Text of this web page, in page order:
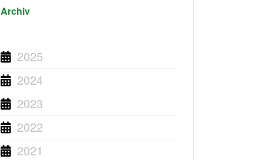
Archiv
2025
2024
2023
2022
2021